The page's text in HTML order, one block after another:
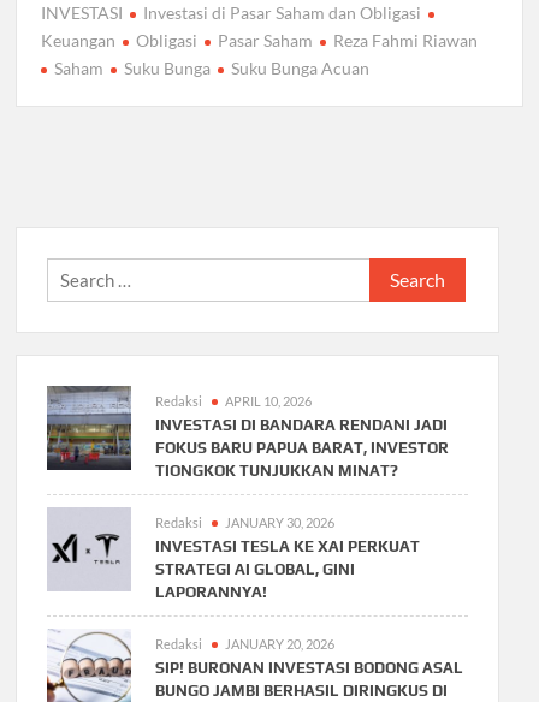
INVESTASI
Investasi di Pasar Saham dan Obligasi
Keuangan
Obligasi Pasar Saham
Reza Fahmi Riawan
Saham
Suku Bunga Suku Bunga Acuan
Search
for:
Redaksi APRIL 10, 2026
INVESTASI DI BANDARA RENDANI JADI
FOKUS BARU PAPUA BARAT, INVESTOR
TIONGKOK TUNJUKKAN MINAT?
Redaksi JANUARY 30, 2026
INVESTASI TESLA KE XAI PERKUAT
STRATEGI AI GLOBAL, GINI
LAPORANNYA!
Redaksi JANUARY 20, 2026
SIP! BURONAN INVESTASI BODONG ASAL
BUNGO JAMBI BERHASIL DIRINGKUS DI